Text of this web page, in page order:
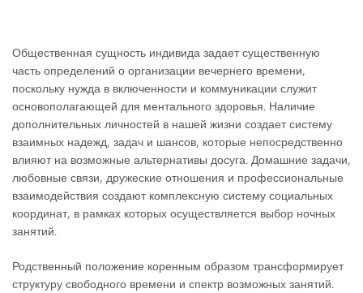
Общественная сущность индивида задает существенную
часть определений о организации вечернего времени,
поскольку нужда в включенности и коммуникации служит
основополагающей для ментального здоровья. Наличие
дополнительных личностей в нашей жизни создает систему
взаимных надежд, задач и шансов, которые непосредственно
влияют на возможные альтернативы досуга. Домашние задачи,
любовные связи, дружеские отношения и профессиональные
взаимодействия создают комплексную систему социальных
координат, в рамках которых осуществляется выбор ночных
занятий.
Родственный положение коренным образом трансформирует
структуру свободного времени и спектр возможных занятий.